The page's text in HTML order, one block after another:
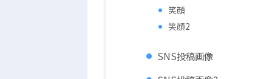
笑顔
笑顔2
SNS投稿画像